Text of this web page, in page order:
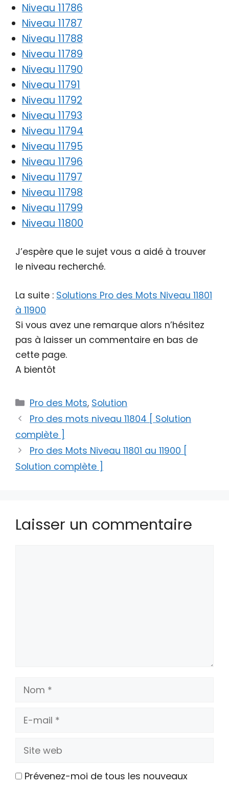
Niveau 11786
Niveau 11787
Niveau 11788
Niveau 11789
Niveau 11790
Niveau 11791
Niveau 11792
Niveau 11793
Niveau 11794
Niveau 11795
Niveau 11796
Niveau 11797
Niveau 11798
Niveau 11799
Niveau 11800
J’espère que le sujet vous a aidé à trouver
le niveau recherché.
La suite : Solutions Pro des Mots Niveau 11801
à 11900
Si vous avez une remarque alors n’hésitez
pas à laisser un commentaire en bas de
cette page.
A bientôt
Catégories
Pro des Mots, Solution
Pro des mots niveau 11804 [ Solution
complète ]
Pro des Mots Niveau 11801 au 11900 [
Solution complète ]
Laisser un commentaire
Nom
E-
Site
Prévenez-moi de tous les nouveaux